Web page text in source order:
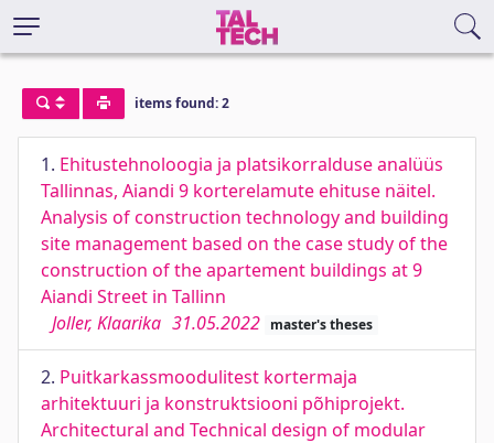
items found: 2
1. Ehitustehnoloogia ja platsikorralduse analüüs
Tallinnas, Aiandi 9 korterelamute ehituse näitel.
Analysis of construction technology and building
site management based on the case study of the
construction of the apartement buildings at 9
Aiandi Street in Tallinn
Joller, Klaarika 31.05.2022 master's theses
2. Puitkarkassmoodulitest kortermaja
arhitektuuri ja konstruktsiooni põhiprojekt.
Architectural and Technical design of modular